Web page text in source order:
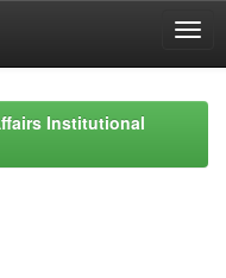
Institutional